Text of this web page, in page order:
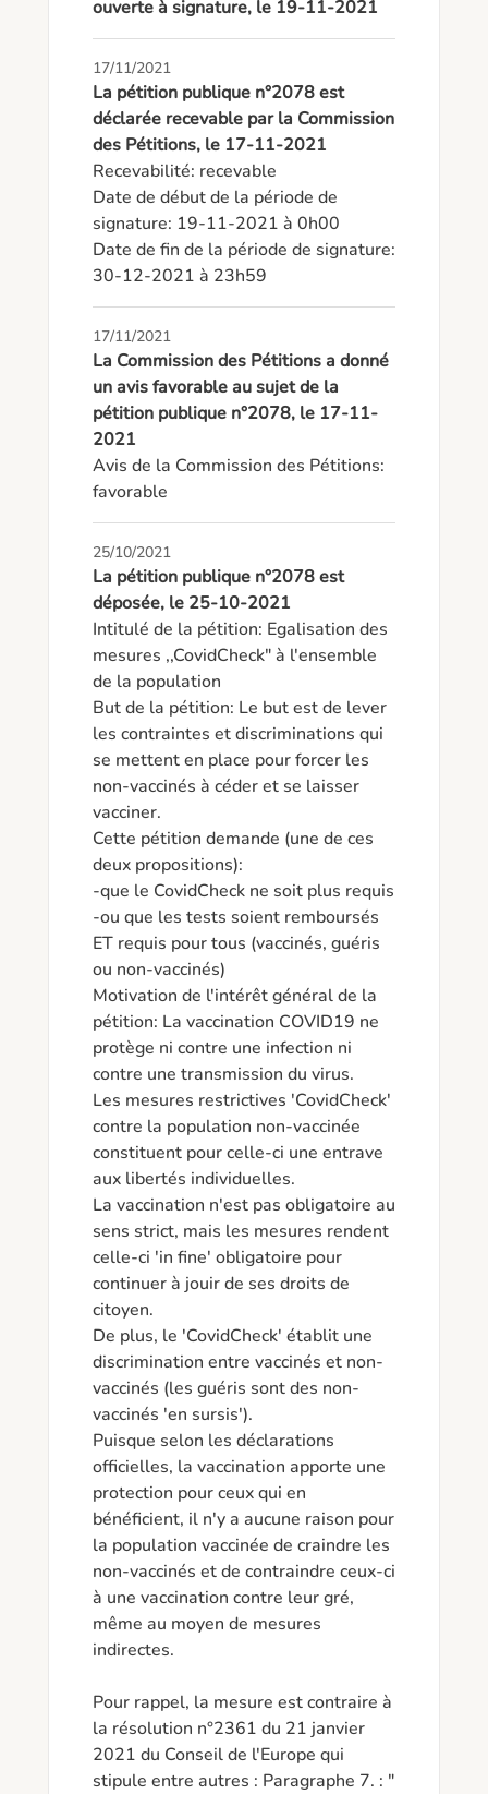
ouverte à signature, le 19-11-2021
17/11/2021
La pétition publique n°2078 est
déclarée recevable par la Commission
des Pétitions, le 17-11-2021
Recevabilité: recevable
Date de début de la période de
signature: 19-11-2021 à 0h00
Date de fin de la période de signature:
30-12-2021 à 23h59
17/11/2021
La Commission des Pétitions a donné
un avis favorable au sujet de la
pétition publique n°2078, le 17-11-
2021
Avis de la Commission des Pétitions:
favorable
25/10/2021
La pétition publique n°2078 est
déposée, le 25-10-2021
Intitulé de la pétition: Egalisation des
mesures ,,CovidCheck" à l'ensemble
de la population
But de la pétition: Le but est de lever
les contraintes et discriminations qui
se mettent en place pour forcer les
non-vaccinés à céder et se laisser
vacciner.
Cette pétition demande (une de ces
deux propositions):
-que le CovidCheck ne soit plus requis
-ou que les tests soient remboursés
ET requis pour tous (vaccinés, guéris
ou non-vaccinés)
Motivation de l'intérêt général de la
pétition: La vaccination COVID19 ne
protège ni contre une infection ni
contre une transmission du virus.
Les mesures restrictives 'CovidCheck'
contre la population non-vaccinée
constituent pour celle-ci une entrave
aux libertés individuelles.
La vaccination n'est pas obligatoire au
sens strict, mais les mesures rendent
celle-ci 'in fine' obligatoire pour
continuer à jouir de ses droits de
citoyen.
De plus, le 'CovidCheck' établit une
discrimination entre vaccinés et non-
vaccinés (les guéris sont des non-
vaccinés 'en sursis').
Puisque selon les déclarations
officielles, la vaccination apporte une
protection pour ceux qui en
bénéficient, il n'y a aucune raison pour
la population vaccinée de craindre les
non-vaccinés et de contraindre ceux-ci
à une vaccination contre leur gré,
même au moyen de mesures
indirectes.
Pour rappel, la mesure est contraire à
la résolution n°2361 du 21 janvier
2021 du Conseil de l'Europe qui
stipule entre autres : Paragraphe 7. : "